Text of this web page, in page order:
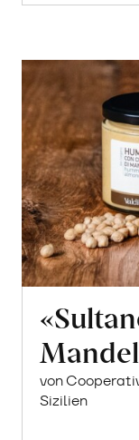
von
Sizilien